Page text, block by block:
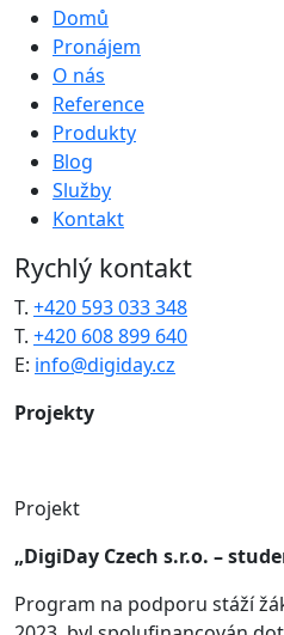
Domů
Pronájem
O nás
Reference
Produkty
Blog
Služby
Kontakt
Rychlý kontakt
T. +420 593 033 348
T. +420 608 899 640
E: info@digiday.cz
Projekty
Projekt
„DigiDay Czech s.r.o. –
Program na podporu stáží